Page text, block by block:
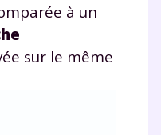
à un
sur le même